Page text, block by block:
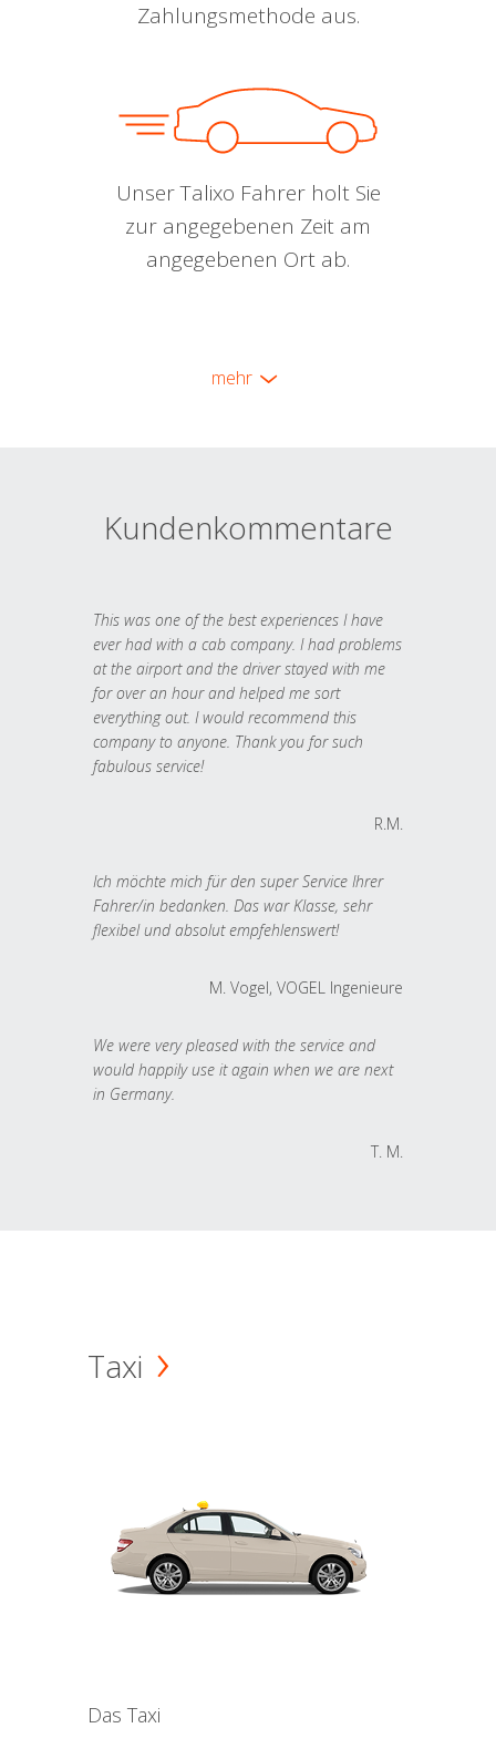
Zahlungsmethode aus.
Unser Talixo Fahrer holt Sie
zur angegebenen Zeit am
angegebenen Ort ab.
mehr
Kundenkommentare
This was one of the best experiences I have
ever had with a cab company. I had problems
at the airport and the driver stayed with me
for over an hour and helped me sort
everything out. I would recommend this
company to anyone. Thank you for such
fabulous service!
R.M.
Ich möchte mich für den super Service Ihrer
Fahrer/in bedanken. Das war Klasse, sehr
flexibel und absolut empfehlenswert!
M. Vogel, VOGEL Ingenieure
We were very pleased with the service and
would happily use it again when we are next
in Germany.
T. M.
Taxi
Das Taxi